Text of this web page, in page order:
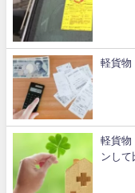
軽貨物
軽貨物
ンして